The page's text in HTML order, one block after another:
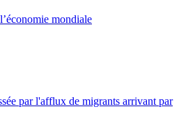
mondiale
par l'afflux de migrants arrivant par